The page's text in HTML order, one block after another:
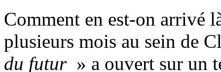
Comment en est-on arrivé
plusieurs mois au sein de
du futur » a ouvert sur un